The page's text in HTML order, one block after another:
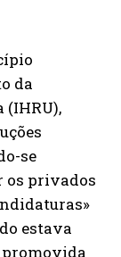
da
(IHRU),
se
os privados
estava
promovida